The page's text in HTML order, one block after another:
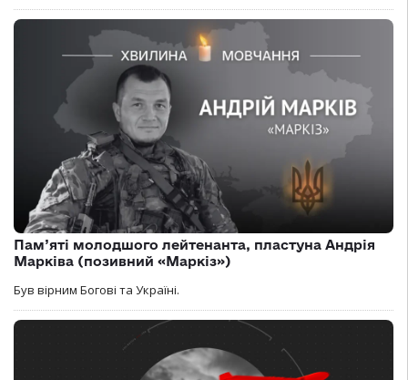
Пам’яті молодшого лейтенанта, пластуна Андрія
Марківа (позивний «Маркіз»)
Був вірним Богові та Україні.